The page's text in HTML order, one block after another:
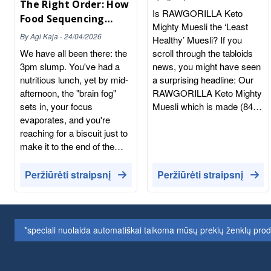
The Right Order: How
Food Sequencing
Guarantees All-Day
Energy
ByAgi Kaja-24/04/2026
We have all been there: the
3pm slump. You've had a
nutritious lunch, yet by mid-
afternoon, the "brain fog"
sets in, your focus
evaporates, and you're
reaching for a biscuit just to
make it to the end of the
health conversation has
toward data-led nutrition, we
now understand that Food
Peržiūrėti straipsnį
You Should Read
Ingredients List On
The Products
Is RAWGORILLA Keto
Mighty Muesli the ‘Least
Healthy’ Muesli? If you
scroll through the tabloids
news, you might have seen
a surprising headline: Our
RAWGORILLA Keto Mighty
Muesli which is made (84%)
According to the Which?
organic, activated seeds
and nuts. Wait, what? If that
Peržiūrėti straipsnį
*speciali nuolaida automatiškai taikoma mūsų prekių ženklų